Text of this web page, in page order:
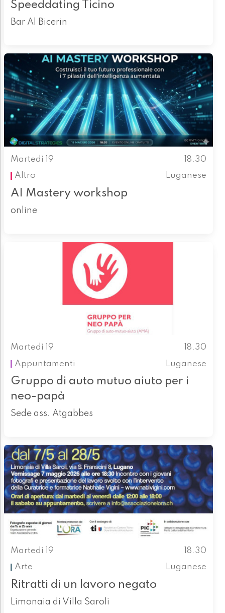
Speeddating Ticino
Bar Al Bicerin
Martedì 19
18.30
Altro
Luganese
AI Mastery workshop
online
Martedì 19
18.30
Appuntamenti
Luganese
Gruppo di auto mutuo aiuto per i
neo-papà
Sede ass. Atgabbes
Martedì 19
18.30
Arte
Luganese
Ritratti di un lavoro negato
Limonaia di Villa Saroli